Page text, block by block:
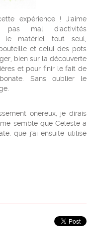
expérience ! J'aime
pas mal d'activités
le matériel tout seul,
et celui des pots
bien sur la découverte
et pour finir le fait de
Sans oublier le
onéreux, je dirais
semble que Céleste a
que j'ai ensuite utilisé